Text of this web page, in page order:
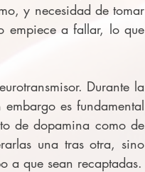
y necesidad de tomar
empiece a fallar, lo que
Durante la
es fundamental
de dopamina como de
una tras otra, sino
a que sean recaptadas.